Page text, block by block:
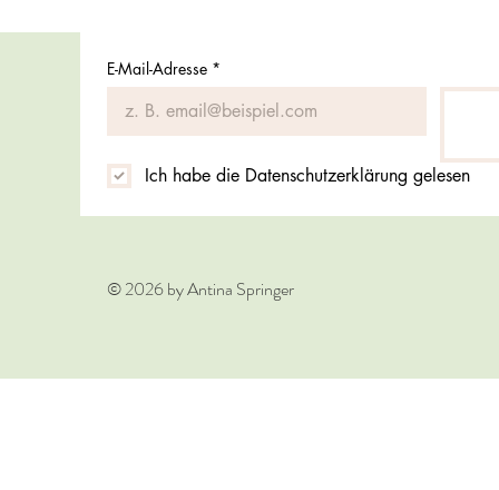
E-Mail-Adresse *
Ich habe die Datenschutzerklärung gelesen
© 2026 by Antina Springer